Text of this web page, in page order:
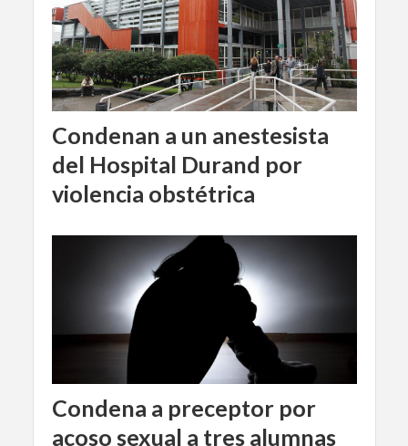
Condenan a un anestesista
del Hospital Durand por
violencia obstétrica
Condena a preceptor por
acoso sexual a tres alumnas